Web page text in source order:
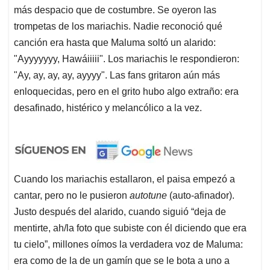
más despacio que de costumbre. Se oyeron las
trompetas de los mariachis. Nadie reconoció qué
canción era hasta que Maluma soltó un alarido:
"Ayyyyyyy, Hawáiiiii". Los mariachis le respondieron:
"Ay, ay, ay, ay, ayyyy". Las fans gritaron aún más
enloquecidas, pero en el grito hubo algo extraño: era
desafinado, histérico y melancólico a la vez.
Cuando los mariachis estallaron, el paisa empezó a
cantar, pero no le pusieron autotune (auto-afinador).
Justo después del alarido, cuando siguió “deja de
mentirte, ah/la foto que subiste con él diciendo que era
tu cielo”, millones oímos la verdadera voz de Maluma:
era como de la de un gamín que se le bota a uno a